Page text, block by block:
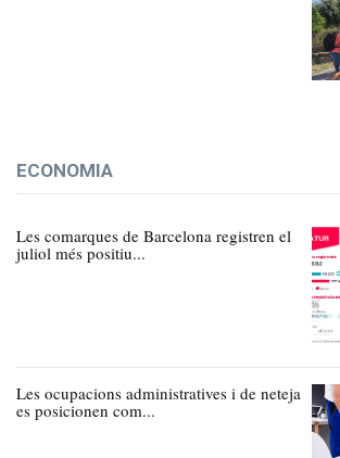
ECONOMIA
Les comarques de Barcelona registren el
juliol més positiu...
Les ocupacions administratives i de neteja
es posicionen com...